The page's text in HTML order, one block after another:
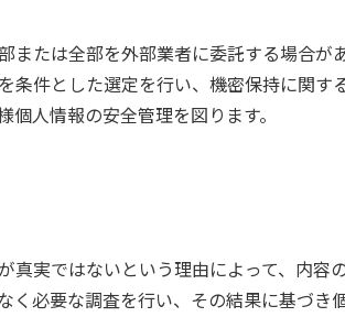
または全部を外部業者に委託する場合
条件とした選定を行い、機密保持に関
人情報の安全管理を図ります。
真実ではないという理由によって、内
く必要な調査を行い、その結果に基づ